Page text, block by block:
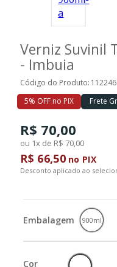
SUPER
PROMOÇÃO
Verniz Suvinil
- Imbuia
Código do Produto: 112246
5% OFF no PIX
Frete
R$ 70,00
ou 1x de R$ 70,00
R$ 66,50no PIX
Desconto aplicado ao
Embalagem 900ml
Cor